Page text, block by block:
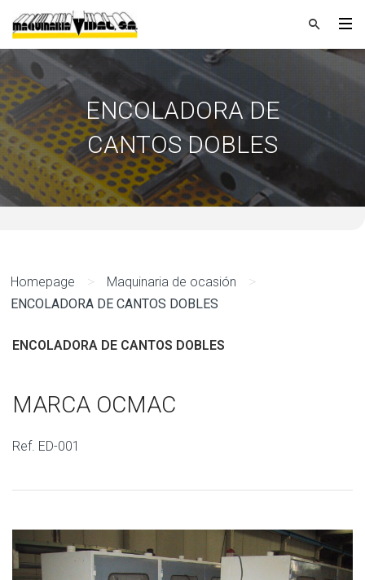
ENCOLADORA DE
CANTOS DOBLES
Homepage > Maquinaria de ocasión >
ENCOLADORA DE CANTOS DOBLES
ENCOLADORA DE CANTOS DOBLES
MARCA OCMAC
Ref. ED-001